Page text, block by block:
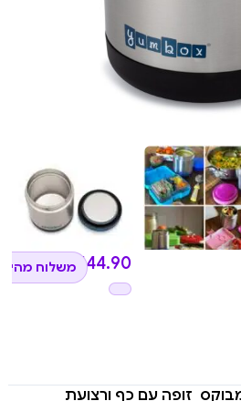
₪ 144.90 משלוח
זופה עם כף ורצועת